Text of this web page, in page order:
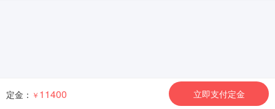
定金： ￥ 11400 立即支付定金